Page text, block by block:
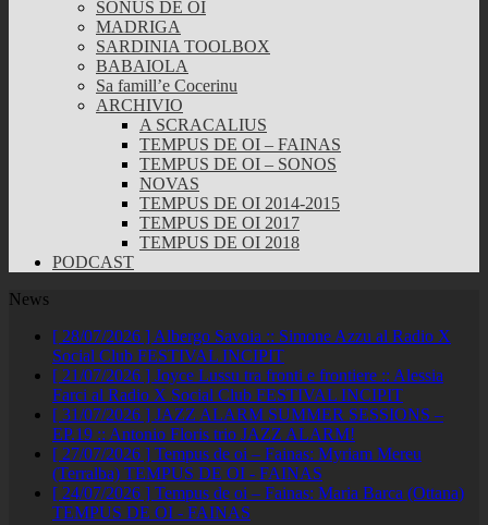
SONUS DE OI
MADRIGA
SARDINIA TOOLBOX
BABAIOLA
Sa famill’e Cocerinu
ARCHIVIO
A SCRACALIUS
TEMPUS DE OI – FAINAS
TEMPUS DE OI – SONOS
NOVAS
TEMPUS DE OI 2014-2015
TEMPUS DE OI 2017
TEMPUS DE OI 2018
PODCAST
News
[ 28/07/2026 ] Albergo Savoia :: Simone Azzu al Radio X
Social Club FESTIVAL INCIPIT
[ 21/07/2026 ] Joyce Lussu tra fronti e frontiere :: Alessia
Farci al Radio X Social Club FESTIVAL INCIPIT
[ 31/07/2026 ] JAZZ ALARM SUMMER SESSIONS –
EP.19 :: Antonio Floris trio JAZZ ALARM!
[ 27/07/2026 ] Tempus de oi – Fainas: Myriam Mereu
(Terralba) TEMPUS DE OI - FAINAS
[ 24/07/2026 ] Tempus de oi – Fainas: Maria Barca (Ottana)
TEMPUS DE OI - FAINAS